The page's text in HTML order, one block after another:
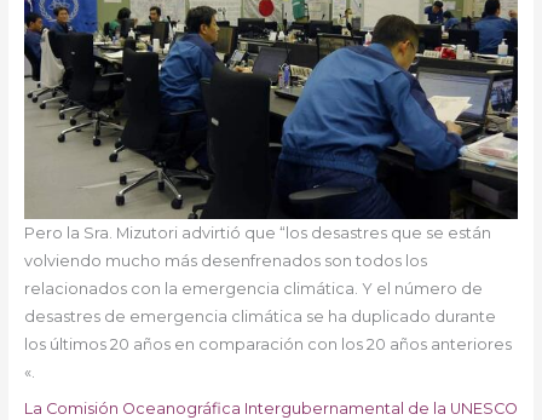
Pero la Sra. Mizutori advirtió que “los desastres que se están
volviendo mucho más desenfrenados son todos los
relacionados con la emergencia climática. Y el número de
desastres de emergencia climática se ha duplicado durante
los últimos 20 años en comparación con los 20 años anteriores
«.
La Comisión Oceanográfica Intergubernamental de la UNESCO